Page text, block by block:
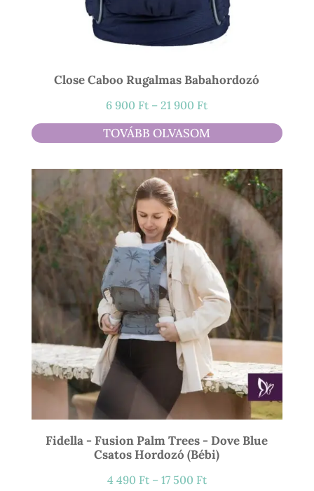
Close Caboo Rugalmas Babahordozó
6 900 Ft – 21 900 FtÁrtartomány:
6
900 Ft
21
900 Ft
TOVÁBB OLVASOM
Fidella - Fusion Palm Trees - Dove Blue
Csatos Hordozó (bébi)
4 490 Ft – 17 500 FtÁrtartomány: